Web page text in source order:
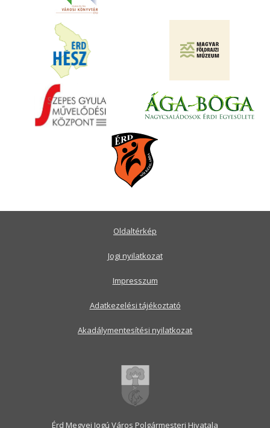
Érd Megyei Jogú Város Polgármesteri Hivatala
Oldaltérkép
Jogi nyilatkozat
Impresszum
Adatkezelési tájékoztató
Akadálymentesítési nyilatkozat